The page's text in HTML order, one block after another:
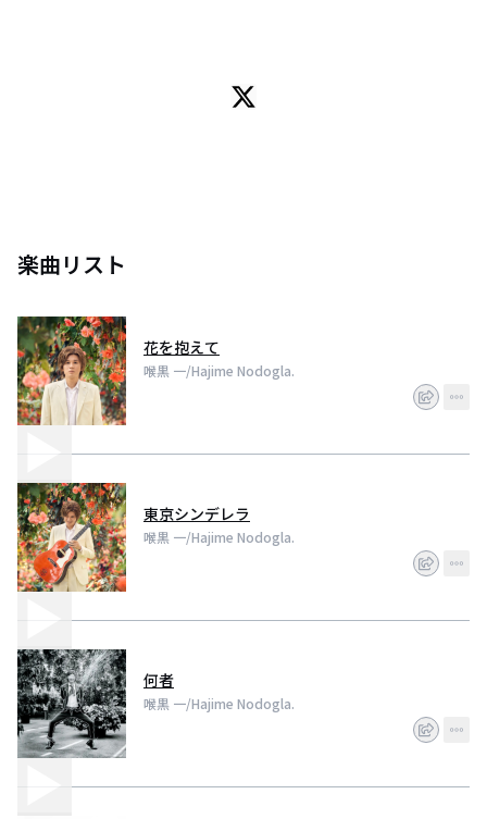
題を集める。2025年「何者」、「東京シンデレラ」をデジタルリリース。
楽曲リスト
花を抱えて
喉黒 一/Hajime Nodogla.
東京シンデレラ
喉黒 一/Hajime Nodogla.
何者
喉黒 一/Hajime Nodogla.